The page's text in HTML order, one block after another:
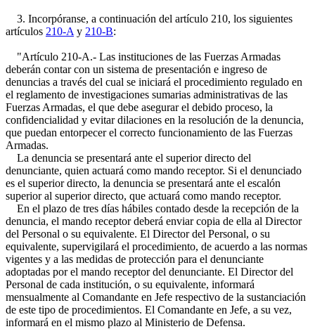
3. Incorpóranse, a continuación del artículo 210, los siguientes
artículos 210-A y 210-B:
"Artículo 210-A.- Las instituciones de las Fuerzas Armadas
deberán contar con un sistema de presentación e ingreso de
denuncias a través del cual se iniciará el procedimiento regulado en
el reglamento de investigaciones sumarias administrativas de las
Fuerzas Armadas, el que debe asegurar el debido proceso, la
confidencialidad y evitar dilaciones en la resolución de la denuncia,
que puedan entorpecer el correcto funcionamiento de las Fuerzas
Armadas.
La denuncia se presentará ante el superior directo del
denunciante, quien actuará como mando receptor. Si el denunciado
es el superior directo, la denuncia se presentará ante el escalón
superior al superior directo, que actuará como mando receptor.
En el plazo de tres días hábiles contado desde la recepción de la
denuncia, el mando receptor deberá enviar copia de ella al Director
del Personal o su equivalente. El Director del Personal, o su
equivalente, supervigilará el procedimiento, de acuerdo a las normas
vigentes y a las medidas de protección para el denunciante
adoptadas por el mando receptor del denunciante. El Director del
Personal de cada institución, o su equivalente, informará
mensualmente al Comandante en Jefe respectivo de la sustanciación
de este tipo de procedimientos. El Comandante en Jefe, a su vez,
informará en el mismo plazo al Ministerio de Defensa.